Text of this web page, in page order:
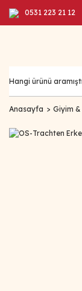
0531 223 21 12
Anasayfa Giyim &